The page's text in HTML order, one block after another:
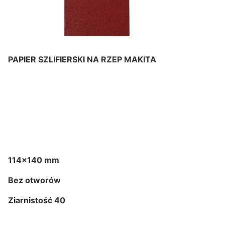
PAPIER SZLIFIERSKI NA RZEP MAKITA
114x140 mm
Bez otworów
Ziarnistość 40